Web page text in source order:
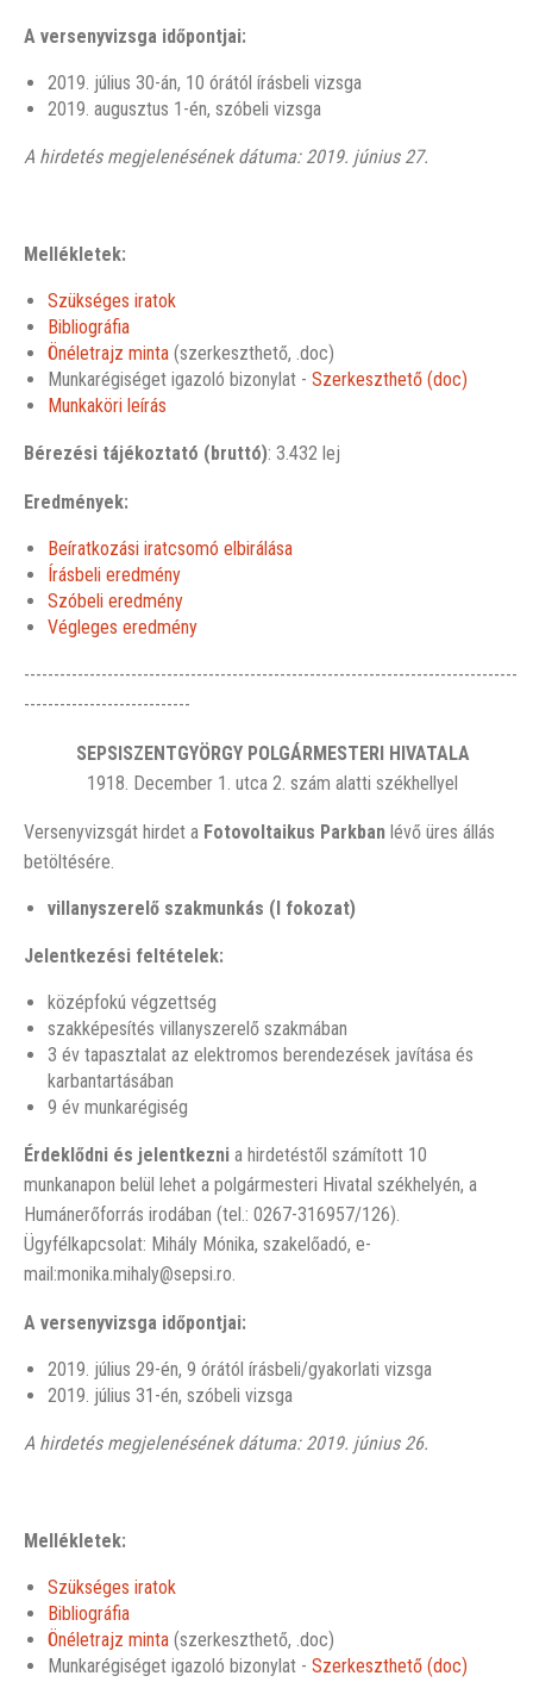
A versenyvizsga időpontjai:
2019. július 30-án, 10 órától írásbeli vizsga
2019. augusztus 1-én, szóbeli vizsga
A hirdetés megjelenésének dátuma: 2019. június 27.
Mellékletek:
Szükséges iratok
Bibliográfia
Önéletrajz minta (szerkeszthető, .doc)
Munkarégiséget igazoló bizonylat - Szerkeszthető (doc)
Munkaköri leírás
Bérezési tájékoztató (bruttó): 3.432 lej
Eredmények:
Beíratkozási iratcsomó elbirálása
Írásbeli eredmény
Szóbeli eredmény
Végleges eredmény
-----------------------------------------------------------------------------------
----------------------------
SEPSISZENTGYÖRGY POLGÁRMESTERI HIVATALA
1918. December 1. utca 2. szám alatti székhellyel
Versenyvizsgát hirdet a Fotovoltaikus Parkban lévő üres állás
betöltésére.
villanyszerelő szakmunkás (I fokozat)
Jelentkezési feltételek:
középfokú végzettség
szakképesítés villanyszerelő szakmában
3 év tapasztalat az elektromos berendezések javítása és
karbantartásában
9 év munkarégiség
Érdeklődni és jelentkezni a hirdetéstől számított 10
munkanapon belül lehet a polgármesteri Hivatal székhelyén, a
Humánerőforrás irodában (tel.: 0267-316957/126).
Ügyfélkapcsolat: Mihály Mónika, szakelőadó, e-
mail:monika.mihaly@sepsi.ro.
A versenyvizsga időpontjai:
2019. július 29-én, 9 órától írásbeli/gyakorlati vizsga
2019. július 31-én, szóbeli vizsga
A hirdetés megjelenésének dátuma: 2019. június 26.
Mellékletek:
Szükséges iratok
Bibliográfia
Önéletrajz minta (szerkeszthető, .doc)
Munkarégiséget igazoló bizonylat - Szerkeszthető (doc)